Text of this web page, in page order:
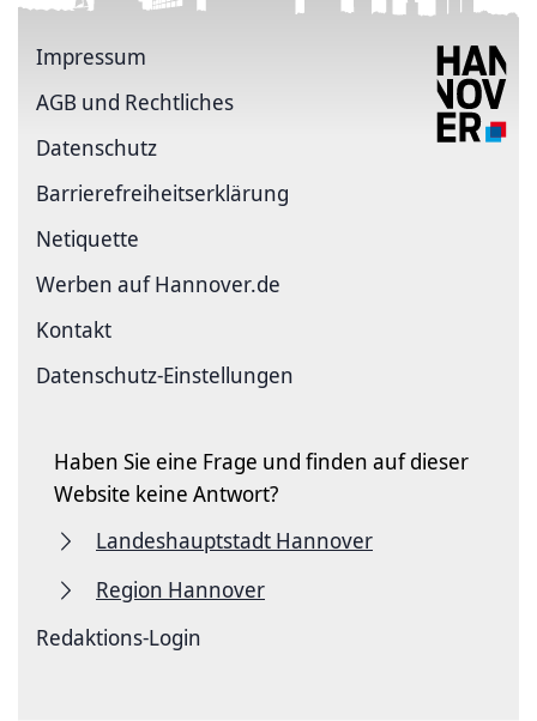
Impressum
AGB und Rechtliches
Datenschutz
Barriere­freiheits­erklärung
Netiquette
Werben auf Hannover.de
Kontakt
Datenschutz-Einstellungen
Haben Sie eine Frage und finden auf dieser
Website keine Antwort?
Landeshauptstadt Hannover
Region Hannover
Redaktions-Login